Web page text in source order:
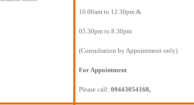
10.00am to 12.30pm &
05.30pm to 8.30pm
(Consultation by Appointment only)
For Appointment
Please call: 09443054168,